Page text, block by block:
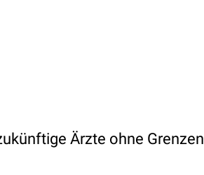
Ärzte ohne Grenzen